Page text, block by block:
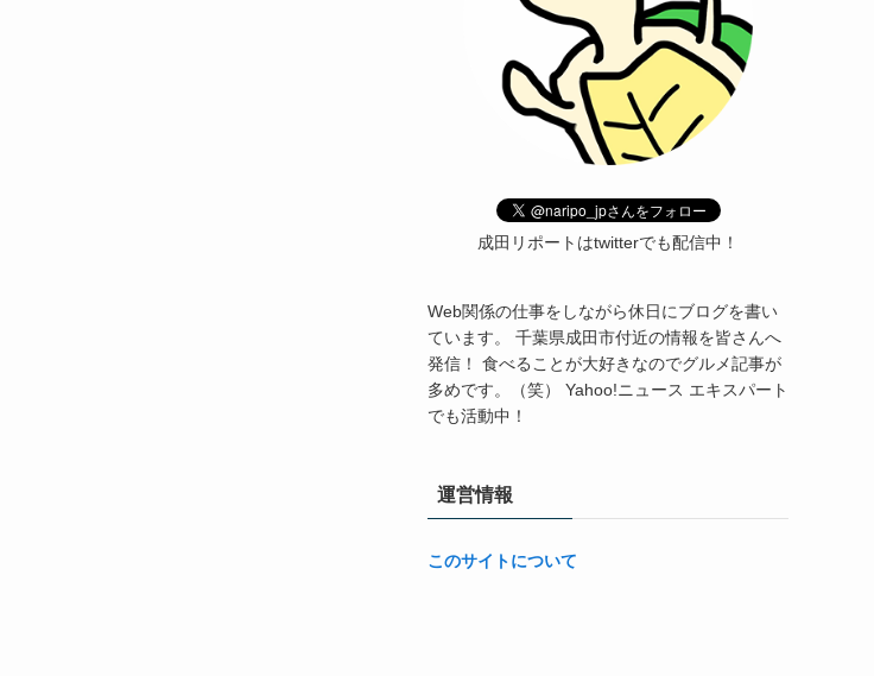
成田リポートはtwitterでも配信中！
Web関係の仕事をしながら休日にブログを書い
ています。 千葉県成田市付近の情報を皆さんへ
発信！ 食べることが大好きなのでグルメ記事が
多めです。（笑） Yahoo!ニュース エキスパート
でも活動中！
運営情報
このサイトについて